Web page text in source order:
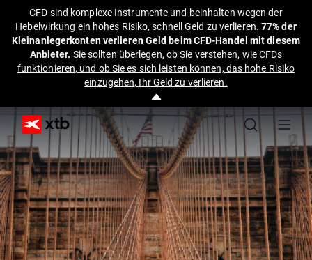
CFD sind komplexe Instrumente und beinhalten wegen der
Hebelwirkung ein hohes Risiko, schnell Geld zu verlieren.77% der
Kleinanlegerkonten verlieren Geld beim CFD-Handel mit diesem
Anbieter. Sie sollten überlegen, ob Sie verstehen, wie CFDs
funktionieren, und ob Sie es sich leisten können, das hohe Risiko
einzugehen, Ihr Geld zu verlieren.